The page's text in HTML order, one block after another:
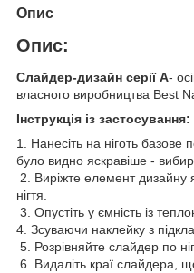
Опис
Опис:
Слайдер-дизайн серії A-
власного виробництва Best
Інструкція із застосування:
1. Нанесіть на ніготь
було видно яскравіше -
2. Виріжте елемент
нігтя.
3. Опустіть у ємність із
4. Зсуваючи наклейку з
5. Розрівняйте слайдер по
6. Видаліть краї слайдера,